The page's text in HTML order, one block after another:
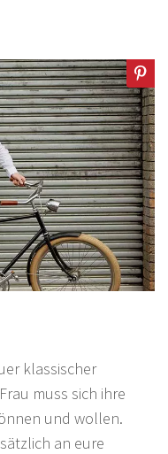
klassischer
muss sich ihre
und wollen.
an eure